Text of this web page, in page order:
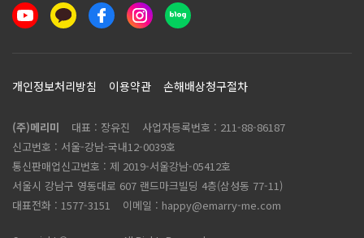
개인정보처리방침 이용약관 손해배상청구절차
(주)메리미 대표 : 장유진 사업자등록번호 : 211-88-86187
신고번호 : 서울-강남-국내12-0039호
통신판매업신고번호 : 제 2019-서울강남-05412호
서울시 강남구 영동대로 607 랜드마크빌딩 4층(삼성동 77-11)
대표전화 : 1577-3151 이메일 : happy@emarry-me.com